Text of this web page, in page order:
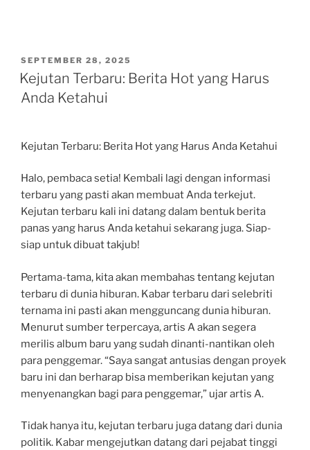
POSTED
ON
SEPTEMBER 28, 2025
Kejutan Terbaru: Berita Hot yang Harus
Anda Ketahui
Kejutan Terbaru: Berita Hot yang Harus Anda Ketahui
Halo, pembaca setia! Kembali lagi dengan informasi
terbaru yang pasti akan membuat Anda terkejut.
Kejutan terbaru kali ini datang dalam bentuk berita
panas yang harus Anda ketahui sekarang juga. Siap-
siap untuk dibuat takjub!
Pertama-tama, kita akan membahas tentang kejutan
terbaru di dunia hiburan. Kabar terbaru dari selebriti
ternama ini pasti akan mengguncang dunia hiburan.
Menurut sumber terpercaya, artis A akan segera
merilis album baru yang sudah dinanti-nantikan oleh
para penggemar. “Saya sangat antusias dengan proyek
baru ini dan berharap bisa memberikan kejutan yang
menyenangkan bagi para penggemar,” ujar artis A.
Tidak hanya itu, kejutan terbaru juga datang dari dunia
politik. Kabar mengejutkan datang dari pejabat tinggi